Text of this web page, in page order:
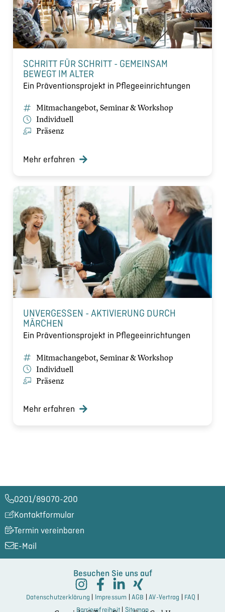
SCHRITT FÜR SCHRITT - GEMEINSAM
BEWEGT IM ALTER
Ein Präventionsprojekt in Pflegeeinrichtungen
Mitmachangebot, Seminar & Workshop
Individuell
Präsenz
Mehr erfahren
UNVERGESSEN - AKTIVIERUNG DURCH
MÄRCHEN
Ein Präventionsprojekt in Pflegeeinrichtungen
Mitmachangebot, Seminar & Workshop
Individuell
Präsenz
Mehr erfahren
0201/89070-200​
Kontaktformular
Termin vereinbaren
E-Mail
Besuchen Sie uns auf
Datenschutzerklärung | Impressum |AGB |AV-Vertrag | FAQ |
Barrierefreiheit | Sitemap